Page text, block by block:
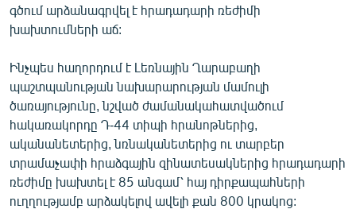
ԲԱՆԱՎԵՃ
ՓՈԴՔԱՍԹ
Հայերեն
English
Русский
գծում արձանագրվել է հրադադարի ռեժիմի
խախտումների աճ:
Ինչպես հաղորդում է Լեռնային Ղարաբաղի
պաշտպանության նախարարության մամուլի
ծառայությունը, նշված ժամանակահատվածում
հակառակորդը Դ-44 տիպի հրանոթներից,
ականանետերից, նռնականետերից ու տարբեր
տրամաչափի հրաձգային զինատեսակներից հրադադարի
ռեժիմը խախտել է 85 անգամ՝ հայ դիրքապահների
ուղղությամբ արձակելով ավելի քան 800 կրակոց: